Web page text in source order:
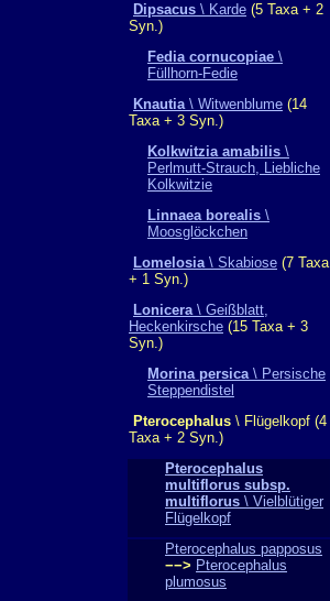
Dipsacus \ Karde (5 Taxa + 2
Syn.)
Fedia cornucopiae \
Füllhorn-Fedie
Knautia\ Witwenblume (14
Taxa + 3 Syn.)
Kolkwitzia amabilis \
Perlmutt-Strauch, Liebliche
Kolkwitzie
Linnaea borealis \
Moosglöckchen
Lomelosia\ Skabiose (7 Taxa
+ 1 Syn.)
Lonicera\ Geißblatt,
Heckenkirsche (15 Taxa + 3
Syn.)
Morina persica\ Persische
Steppendistel
Pterocephalus \ Flügelkopf (4
Taxa + 2 Syn.)
Pterocephalus
multiflorus subsp.
multiflorus \ Vielblütiger
Flügelkopf
Pterocephalus papposus
−−> Pterocephalus
plumosus